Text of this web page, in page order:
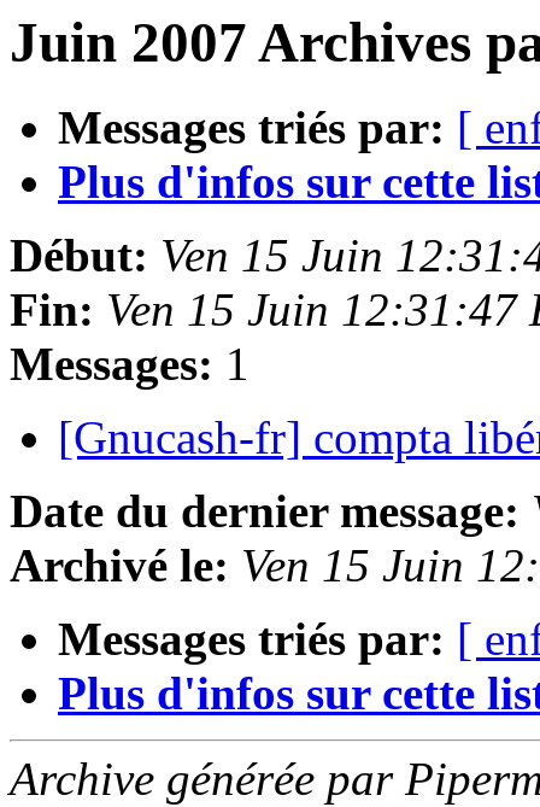
Juin 2007 Archives
Messages triés par: [
Plus d'infos sur cette
Début: Ven 15 Juin
Fin: Ven 15 Juin 12:31:47
Messages: 1
[Gnucash-fr] compta
Date du dernier message:
Archivé le: Ven 15 Juin
Messages triés par: [
Plus d'infos sur cette
Archive générée par